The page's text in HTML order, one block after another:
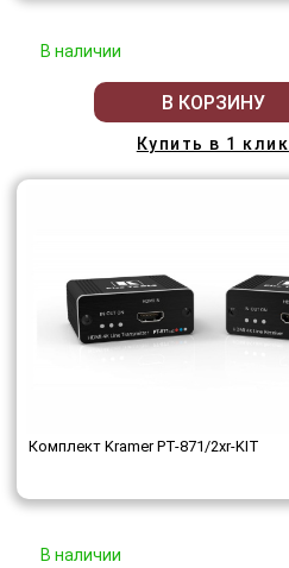
В наличии
В КОРЗИНУ
Купить в 1 клик
Комплект Kramer PT-871/2xr-KIT
В наличии